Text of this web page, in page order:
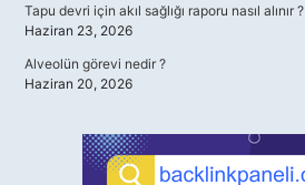
Tapu devri için akıl sağlığı raporu nasıl alınır ?
Haziran 23, 2026
Alveolün görevi nedir ?
Haziran 20, 2026